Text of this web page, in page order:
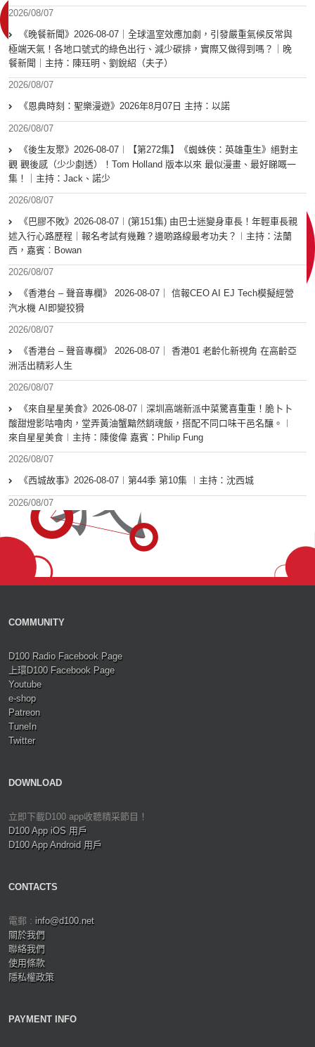
2026/08/07
《晚餐新聞》2026-08-07｜全球溫室效應加劇，引發嚴重氣候反常與
極端天氣！各地口號式的綠色出行、減少碳排，實際又做得到嗎？｜晚
餐新聞｜主持：陳珏明、劉銳紹（夫子）
2026/08/07
《恩典時刻：聖樂漫遊》2026年8月07日 主持：以諾
2026/08/07
《後生友聚》2026-08-07︱【第272集】《蜘蛛俠：英雄重生》絕對主
觀 觀後感（少少劇透）！Tom Holland 版本以來 最似漫畫、最好睇嘅一
集！｜主持：Jack、諾少
2026/08/07
《巴膠不敗》2026-08-07︱(第151集) 由巴士迷變身車長！年輕車長親
述入行心路歷程｜報名考試有幾難？邊啲路線最考功夫？︱主持：法蘭
西，嘉賓︰Bowan
2026/08/07
《香港台 – 聲音專欄》 2026-08-07｜ 信報CEO AI EJ Tech模擬經營
汽水機 AI即變狡猾
2026/08/07
《香港台 – 聲音專欄》 2026-08-07｜ 香港01 老齡化新視角 在高齡亞
洲活出精彩人生
2026/08/07
《來自星星美食》2026-08-07︱深圳高端新派中菜驚喜重重！脆卜卜
酸甜燈影咕嚕肉，堂弄黃油蟹黯然銷魂飯，搭配不同口味干邑名釀。︱
來自星星美食︱主持：陳俊偉 嘉賓：Philip Fung
2026/08/07
《西城故事》2026-08-07︱第44季 第10集 ︱主持：沈西城
2026/08/07
COMMUNITY
D100 Radio Facebook Page
上環D100 Facebook Page
Youtube
e-shop
Patreon
TuneIn
Twitter
DOWNLOAD
立即下載D100 app收聽精采節目！
D100 App iOS 用戶
D100 App Android 用戶
CONTACTS
電郵 : info@d100.net
關於我們
聯絡我們
使用條款
隱私權政策
PAYMENT INFO